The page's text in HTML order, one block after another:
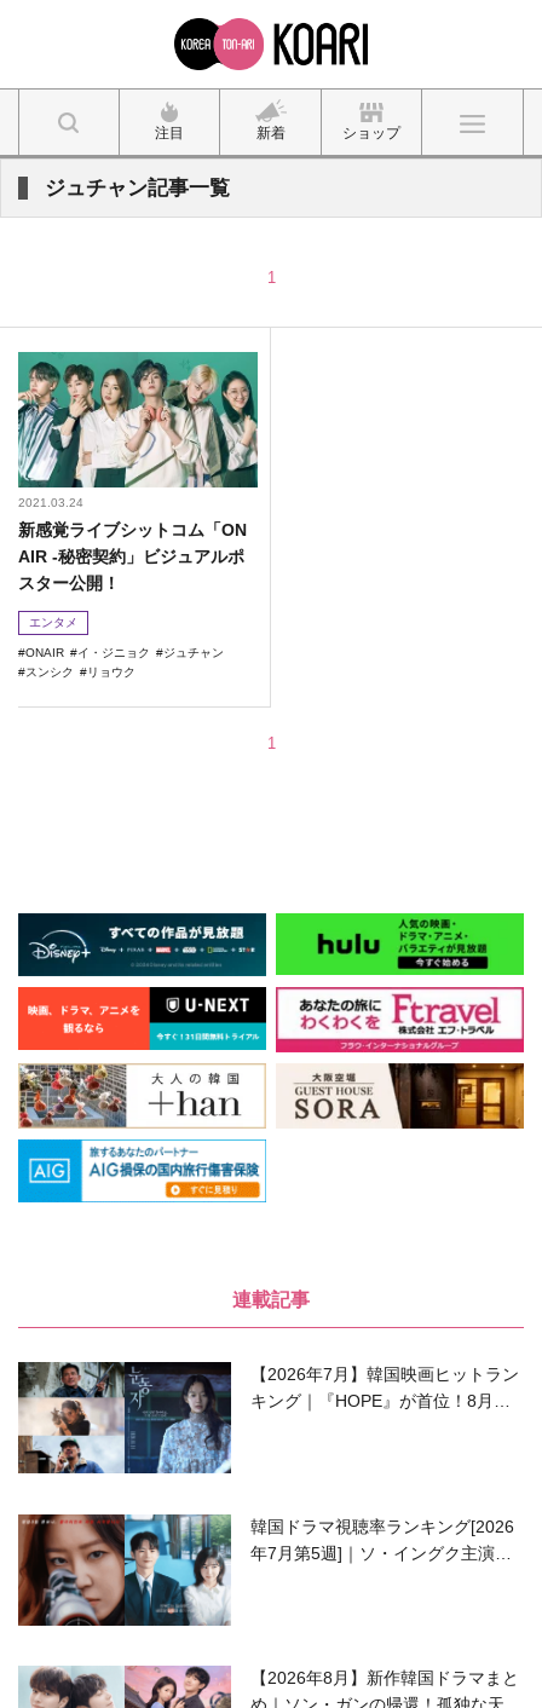
注目 新着 ショップ
ジュチャン記事一覧
1
2021.03.24
新感覚ライブシットコム「ON
AIR -秘密契約」ビジュアルポ
スター公開！
エンタメ
ONAIR イ・ジニョク
ジュチャン
スンシク
リョウク
1
連載記事
【2026年7月】韓国映画ヒットラン
キング｜『HOPE』が首位！8月公
韓国ドラマ視聴率ランキング[2026
年7月第5週]｜ソ・イングク主演の
【2026年8月】新作韓国ドラマまと